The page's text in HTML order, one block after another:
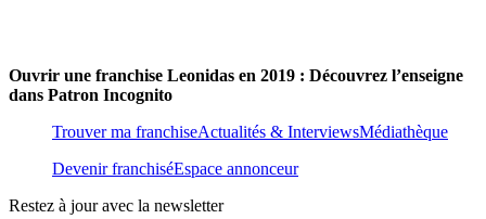
Ouvrir une franchise Leonidas en 2019 : Découvrez l’enseigne
dans Patron Incognito
Trouver ma franchiseActualités & InterviewsMédiathèque
Devenir franchiséEspace annonceur
Restez à jour avec la newsletter